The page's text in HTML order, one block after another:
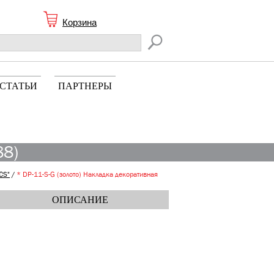
Корзина
ПАРТНЕРЫ
/ * DP-11-S-G (золото) Накладка декоративная
ОПИСАНИЕ